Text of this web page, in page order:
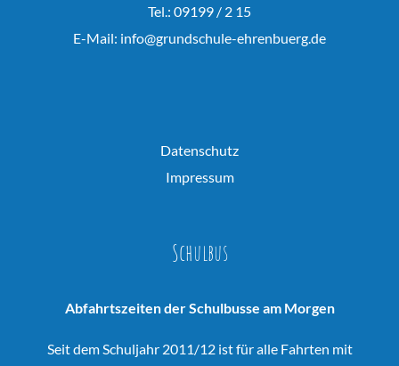
Tel.: 09199 / 2 15
E-Mail: info@grundschule-ehrenbuerg.de
Datenschutz
Impressum
Schulbus
Abfahrtszeiten der Schulbusse am Morgen
Seit dem Schuljahr 2011/12 ist für alle Fahrten mit